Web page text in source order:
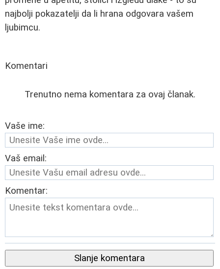
najbolji pokazatelji da li hrana odgovara vašem
ljubimcu.
Komentari
Trenutno nema komentara za ovaj članak.
Vaše ime:
Vaš email:
Komentar:
Slanje komentara